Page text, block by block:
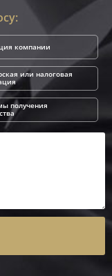
компании
или налоговая
получения